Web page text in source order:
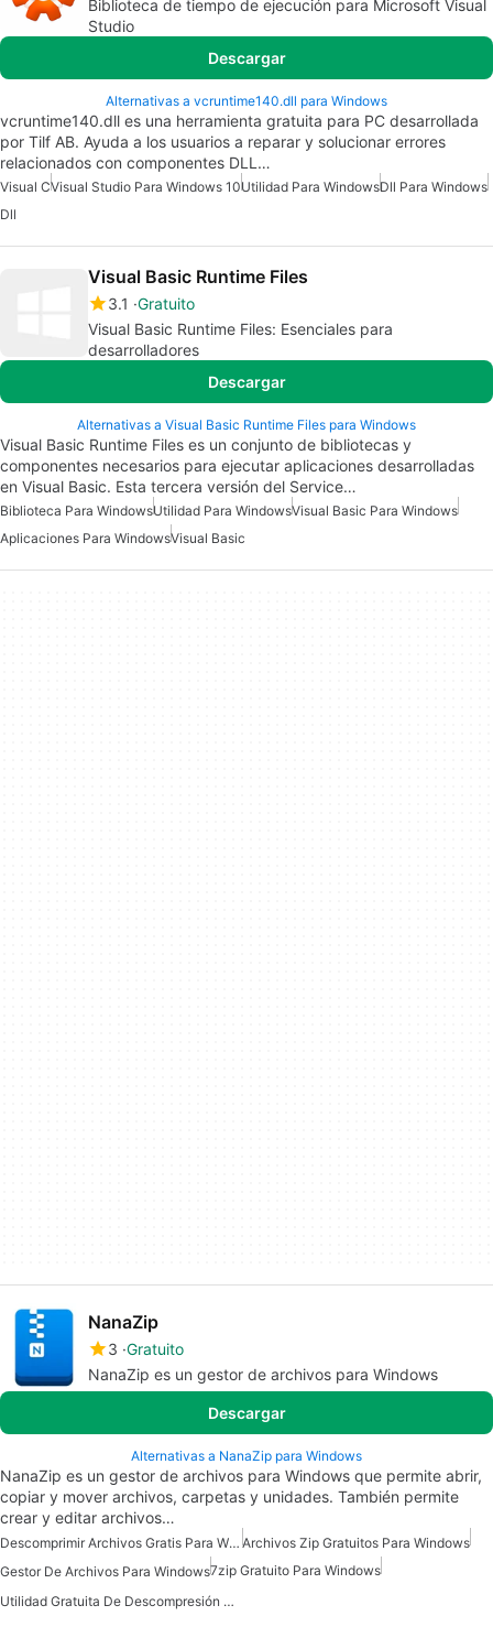
Biblioteca de tiempo de ejecución para Microsoft Visual
Studio
Descargar
Alternativas a vcruntime140.dll para Windows
vcruntime140.dll es una herramienta gratuita para PC desarrollada
por Tilf AB. Ayuda a los usuarios a reparar y solucionar errores
relacionados con componentes DLL…
Visual CVisual Studio Para Windows 10Utilidad Para WindowsDll Para Windows
Dll
Visual Basic Runtime Files
3.1 Gratuito
Visual Basic Runtime Files: Esenciales para
desarrolladores
Descargar
Alternativas a Visual Basic Runtime Files para Windows
Visual Basic Runtime Files es un conjunto de bibliotecas y
componentes necesarios para ejecutar aplicaciones desarrolladas
en Visual Basic. Esta tercera versión del Service…
Biblioteca Para WindowsUtilidad Para WindowsVisual Basic Para Windows
Aplicaciones Para WindowsVisual Basic
NanaZip
3 Gratuito
NanaZip es un gestor de archivos para Windows
Descargar
Alternativas a NanaZip para Windows
NanaZip es un gestor de archivos para Windows que permite abrir,
copiar y mover archivos, carpetas y unidades. También permite
crear y editar archivos…
Descomprimir Archivos Gratis Para Windows Archivos Zip Gratuitos Para Windows
Gestor De Archivos Para Windows7zip Gratuito Para Windows
Utilidad Gratuita De Descompresión Para Windows